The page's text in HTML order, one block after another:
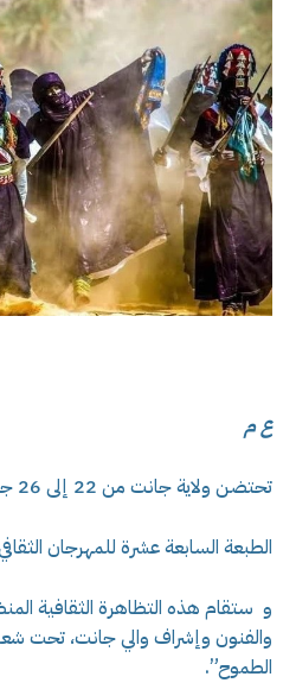
ع م
تحتضن ولاية جانت من 22 إلى 26 جوان الجاري،
الطبعة السابعة عشرة للمهرجان
و ستقام هذه التظاهرة الثقافية
والفنون وإشراف والي جانت، تحت
الطموح”.